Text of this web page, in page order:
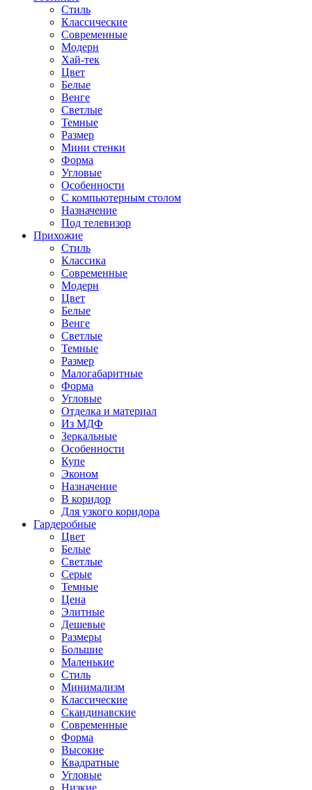
Стиль
Классические
Современные
Модерн
Хай-тек
Цвет
Белые
Венге
Светлые
Темные
Размер
Мини стенки
Форма
Угловые
Особенности
С компьютерным столом
Назначение
Под телевизор
Прихожие
Стиль
Классика
Современные
Модерн
Цвет
Белые
Венге
Светлые
Темные
Размер
Малогабаритные
Форма
Угловые
Отделка и материал
Из МДФ
Зеркальные
Особенности
Купе
Эконом
Назначение
В коридор
Для узкого коридора
Гардеробные
Цвет
Белые
Светлые
Серые
Темные
Цена
Элитные
Дешевые
Размеры
Большие
Маленькие
Стиль
Минимализм
Классические
Скандинавские
Современные
Форма
Высокие
Квадратные
Угловые
Низкие